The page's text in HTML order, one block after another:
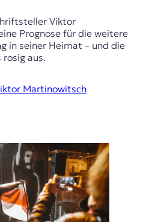
Viktor
Prognose für die weitere
in seiner Heimat – und die
aus.
Martinowitsch